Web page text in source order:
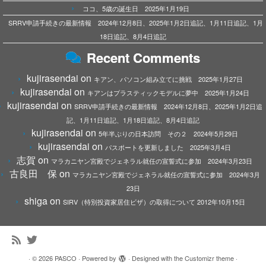
ココ、5歳の誕生日 2025年1月19日
SRRV申請手続きの最新情報 2024年12月8日、2025年1月2日追記、1月11日追記、1月
18日追記、8月4日追記
Recent Comments
kujirasendai on キアン、パソコン組み立てに挑戦 2025年1月27日
kujirasendai on キアンはプラスティックモデルに夢中 2025年1月24日
kujirasendai on SRRV申請手続きの最新情報 2024年12月8日、2025年1月2日追
記、1月11日追記、1月18日追記、8月4日追記
kujirasendai on 5年半ぶりの日本訪問 その２ 2024年5月29日
kujirasendai on パスポートを更新しました 2025年3月4日
志賀 on マラカニヤン宮殿でジェネラル就任の宣誓式に参加 2024年3月23日
古良田 保 on マラカニヤン宮殿でジェネラル就任の宣誓式に参加 2024年3月
23日
shigaon SIRV（特別投資家居住ビザ）の取得について 2012年10月15日
· © 2026 PASCO · Powered by · Designed with theCustomizr theme ·